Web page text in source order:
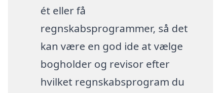
ét eller få
regnskabsprogrammer, så det
kan være en god ide at vælge
bogholder og revisor efter
hvilket regnskabsprogram du